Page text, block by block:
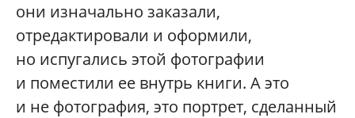
они изначально заказали,
отредактировали и оформили,
но испугались этой фотографии
и поместили ее внутрь книги. А это
и не фотография, это портрет, сделанный